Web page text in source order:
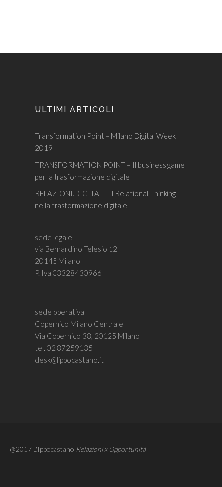
ULTIMI ARTICOLI
Transformation Point – Milano Digital Week
2019
TRANSFORMATION POINT – Il business game
per la trasformazione digitale
RELAZIONI.DIGITAL – Il Relational Thinking
nella trasformazione digitale
sede legale
via Bernardino Telesio 12
20145 Milano
P. Iva 03328430966
sede operativa
Copernico Milano Centrale
Via Copernico 38, 20125 Milano
tel. 02 87259135
desk@lippocastano.it
@2017 L'Ippocastano Relazioni x Opportunità